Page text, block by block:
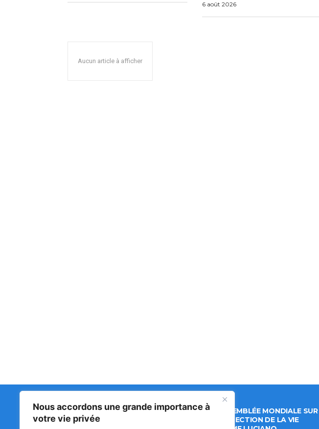
Nous accordons une grande importance à
votre vie privée
6 août 2026
Aucun article à afficher
Matin Libre
47ᵉ ASSEMBLÉE MONDIALE SUR
LA PROTECTION DE LA VIE